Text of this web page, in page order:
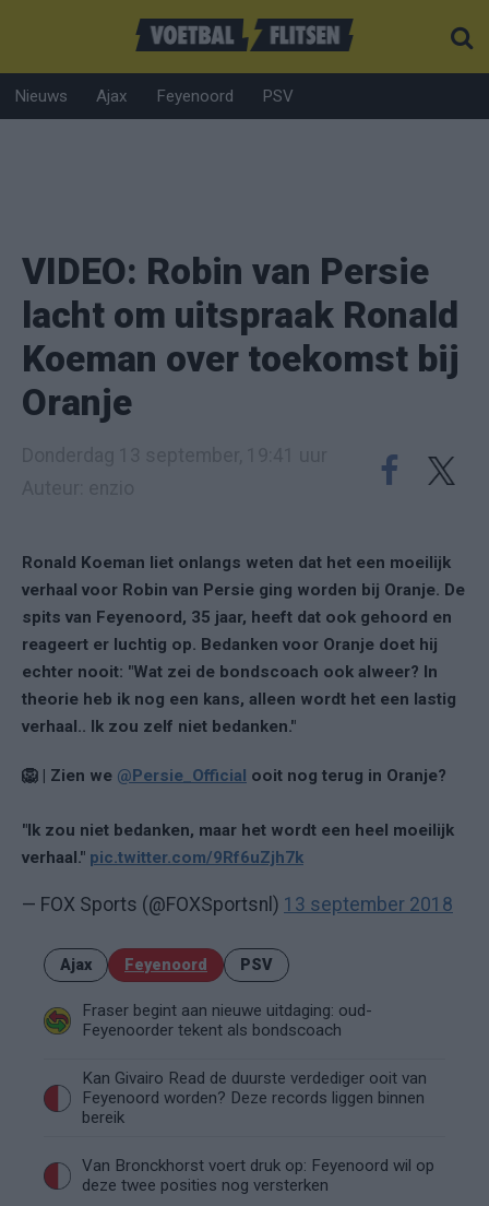
Nieuws Ajax Feyenoord PSV
VIDEO: Robin van Persie
lacht om uitspraak Ronald
Koeman over toekomst bij
Oranje
Ronald Koeman liet onlangs weten dat het een moeilijk
verhaal voor Robin van Persie ging worden bij Oranje. De
spits van Feyenoord, 35 jaar, heeft dat ook gehoord en
reageert er luchtig op. Bedanken voor Oranje doet hij
echter nooit: "Wat zei de bondscoach ook alweer? In
theorie heb ik nog een kans, alleen wordt het een lastig
verhaal.. Ik zou zelf niet bedanken."
🦁 | Zien we @Persie_Official ooit nog terug in Oranje?
"Ik zou niet bedanken, maar het wordt een heel moeilijk
verhaal." pic.twitter.com/9Rf6uZjh7k
— FOX Sports (@FOXSportsnl) 13 september 2018
Ajax Feyenoord PSV
Fraser begint aan nieuwe uitdaging: oud-
Feyenoorder tekent als bondscoach
Kan Givairo Read de duurste verdediger ooit van
Feyenoord worden? Deze records liggen binnen
bereik
Van Bronckhorst voert druk op: Feyenoord wil op
deze twee posities nog versterken